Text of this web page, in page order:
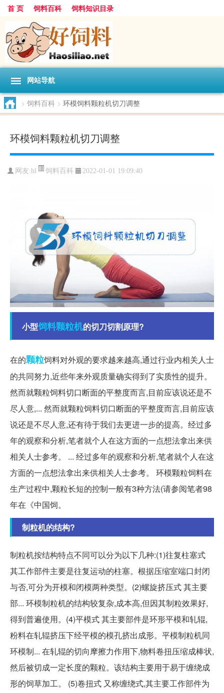
首 页 饲料百科 饲料知识目录
网站导航
> 饲料百科 > 环模饲料颗粒机切刀调整
环模饲料颗粒机切刀调整
网友:hl 饲料百科 2022-01-01 19:09:40
小型饲料颗粒机的切刀切割原理?
在的颗粒饲料对外观的要求越来越高,通过行业内相关人士
的共同努力,近些年来外观质量确实得到了实质性的提升。
然而就颗粒饲料切口断面的平整度而言,目前应该说还是不
尽人意,... 然而就颗粒饲料切口断面的平整度而言,目前应该
说还是不尽人意,还有待于我们去更进一步的提高。经过多
年的观察和分析,笔者就个人在这方面的一点想法拿出来供
相关人士参考。 ... 经过多年的观察和分析,笔者就个人在这
方面的一点想法拿出来供相关人士参考。 环模颗粒饲料在
生产过程中,颗粒长短的控制一般有3种方法(请参阅笔者98
年在《中国饲。
制粒机的结构?
制粒机按结构特点不同可以分为以下几种:(1)往复柱塞式
其工作部件主要是往复运动的柱塞。根据压缩室端口封闭
与否,可分为开模和闭模两种类型。(2)螺旋挤压式 其主要
部... 环模制粒机的结构较复杂,成本高,但因其制粒效果好,
得到普遍使用。(4)平模式 其主要部件是环形平模和轧辊,
粉料在轧辊挤压下经平模的模孔挤出成形。平模制粒机同
环模制... 在轧辊的切向摩擦力作用下,物料卷扭压缩成棒状,
然后被切成一定长度的颗粒。该结构主要用于易于缠绕成
形的饲草加工。 (5)卷扭式 又称缠绕式,其主要工作部件为